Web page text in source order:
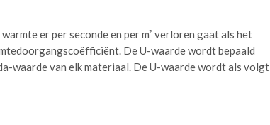
er per seconde en per m² verloren gaat als het
De U-waarde wordt bepaald
waarde van elk materiaal. De U-waarde wordt als volgt